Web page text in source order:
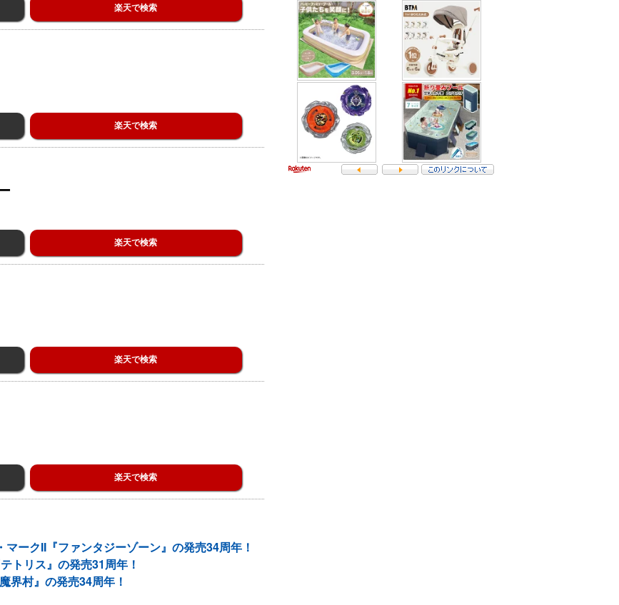
楽天で検索
楽天で検索
楽天で検索
楽天で検索
楽天で検索
マークII『ファンタジーゾーン』の発売34周年！
トリス』の発売31周年！
界村』の発売34周年！